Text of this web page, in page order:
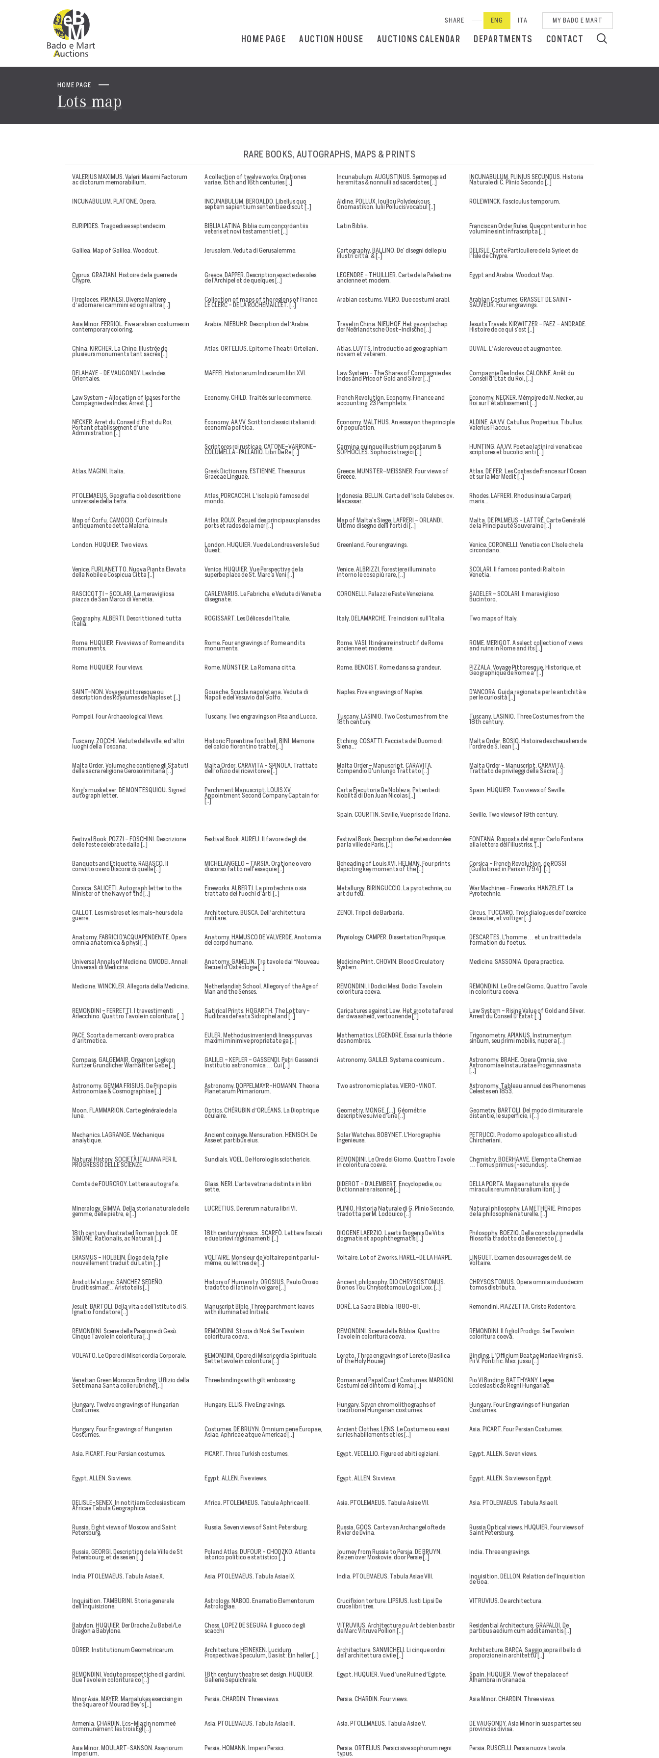
MY BADO E MART
ITA
ENG
SHARE
HOME PAGE AUCTION HOUSE AUCTIONS CALENDAR DEPARTMENTS CONTACT
HOME PAGE
Lots map
RARE BOOKS, AUTOGRAPHS, MAPS & PRINTS
VALERIUS MAXIMUS. Valerii Maximi Factorum
ac dictorum memorabilium.
A collection of twelve works. Orationes
variae. 15th and 16th centuries [..]
Incunabulum. AUGUSTINUS. Sermones ad
heremitas & nonnulli ad sacerdotes [..]
INCUNABULUM. PLINIUS SECUNDUS. Historia
Naturale di C. Plinio Secondo [..]
INCUNABULUM. PLATONE. Opera. INCUNABULUM. BEROALDO. Libellus quo
septem sapientium sententiae discut [..]
Aldine. POLLUX. Iouliou Polydeukous
Onomastikon. Iulii Pollucis vocabul [..]
ROLEWINCK. Fasciculus temporum.
EURIPIDES. Tragoediae septendecim. BIBLIA LATINA. Biblia cum concordantiis
veteris et novi testamenti et [..]
Latin Biblia. Franciscan Order Rules. Que contenitur in hoc
volumine sint infrascripta [..]
Galilea. Map of Galilea. Woodcut. Jerusalem. Veduta di Gerusalemme. Cartography. BALLINO. De' disegni delle piu
illustri città, & [..]
DELISLE. Carte Particuliere de la Syrie et de
l’Isle de Chypre.
Cyprus. GRAZIANI. Histoire de la guerre de
Chypre.
Greece. DAPPER. Description exacte des isles
de l'Archipel et de quelques [..]
LEGENDRE - THUILLIER. Carte de la Palestine
ancienne et modern.
Egypt and Arabia. Woodcut Map.
Fireplaces. PIRANESI. Diverse Maniere
d’adornare i cammini ed ogni altra [..]
Collection of maps of the regions of France.
LE CLERC - DE LA ROCHEMAILLET. [..]
Arabian costums. VIERO. Due costumi arabi. Arabian Costumes. GRASSET DE SAINT-
SAUVEUR. Four engravings.
Asia Minor. FERRIOL. Five arabian costumes in
contemporary coloring.
Arabia. NIEBUHR. Description de l’Arabie. Travel in China. NIEUHOF. Het gezantschap
der Neêrlandtsche Oost-Indische [..]
Jesuits Travels. KIRWITZER - PAEZ - ANDRADE.
Histoire de ce qui s'est [..]
China. KIRCHER. La Chine. Illustrée de
plusieurs monuments tant sacrés [..]
Atlas. ORTELIUS. Epitome Theatri Orteliani. Atlas. LUYTS. Introductio ad geographiam
novam et veterem.
DUVAL. L’Asie reveue et augmentee.
DELAHAYE - DE VAUGONDY. Les Indes
Orientales.
MAFFEI. Historiarum Indicarum libri XVI. Law System - The Shares of Compagnie des
Indes and Price of Gold and Silver [..]
Compagnie Des Indes. CALONNE. Arrêt du
Conseil d’État du Roi, [..]
Law System - Allocation of leases for the
Compagnie des Indes. Arrest [..]
Economy. CHILD. Traités sur le commerce. French Revolution. Economy. Finance and
accounting. 23 Pamphlets.
Economy. NECKER. Mémoire de M. Necker, au
Roi sur l’établissement [..]
NECKER. Arret du Conseil d’Etat du Roi,
Portant etablissement d’une
Administration [..]
Economy. AA.VV. Scrittori classici italiani di
economia politica.
Economy. MALTHUS. An essay on the principle
of population.
ALDINE. AA.VV. Catullus. Propertius. Tibullus.
Valerius Flaccus.
Scriptores rei rusticae. CATONE-VARRONE-
COLUMELLA-PALLADIO. Libri De Re [..]
Carmina quinque illustrium poetarum &
SOPHOCLES. Sophoclis tragici [..]
HUNTING. AA.VV. Poetae latini rei venaticae
scriptores et bucolici anti [..]
Atlas. MAGINI. Italia. Greek Dictionary. ESTIENNE. Thesaurus
Graecae Linguae.
Greece. MUNSTER-MEISSNER. Four views of
Greece.
Atlas. DE FER. Les Costes de France sur l'Ocean
et sur la Mer Medit [..]
PTOLEMAEUS. Geografia cioè descrittione
universale della terra.
Atlas. PORCACCHI. L’isole più famose del
mondo.
Indonesia. BELLIN. Carta dell’isola Celebes ov.
Macassar.
Rhodes. LAFRERI. Rhodus insula Carparij
maris...
Map of Corfu. CAMOCIO. Corfù insula
antiquamente detta Malena.
Atlas. ROUX. Recueil des principaux plans des
ports et rades de la mer [..]
Map of Malta's Siege. LAFRERI - ORLANDI.
Ultimo disegno delli forti di [..]
Malta. DE PALMEUS - LATTRÉ. Carte Genéralé
de la Principauté Souveraine [..]
London. HUQUIER. Two views. London. HUQUIER. Vue de Londres vers le Sud
Ouest.
Greenland. Four engravings. Venice. CORONELLI. Venetia con L'Isole che la
circondano.
Venice. FURLANETTO. Nuova Pianta Elevata
della Nobile e Cospicua Citta [..]
Venice. HUQUIER. Vue Perspective de la
superbe place de St. Marc a Veni [..]
Venice. ALBRIZZI. Forestiere illuminato
intorno le cose più rare, [..]
SCOLARI. Il famoso ponte di Rialto in
Venetia.
RASCICOTTI - SCOLARI. La meravigliosa
piazza de San Marco di Venetia.
CARLEVARIJS. Le Fabriche, e Vedute di Venetia
disegnate.
CORONELLI. Palazzi e Feste Veneziane. SADELER - SCOLARI. Il maraviglioso
Bucintoro.
Geography. ALBERTI. Descrittione di tutta
Italia.
ROGISSART. Les Délices de l'Italie. Italy. DELAMARCHE. Tre incisioni sull'Italia. Two maps of Italy.
Rome. HUQUIER. Five views of Rome and its
monuments.
Rome. Four engravings of Rome and its
monuments.
Rome. VASI. Itinéraire instructif de Rome
ancienne et moderne.
ROME. MERIGOT. A select collection of views
and ruins in Rome and its [..]
Rome. HUQUIER. Four views. Rome. MÜNSTER. La Romana citta. Rome. BENOIST. Rome dans sa grandeur. PIZZALA. Voyage Pittoresque, Historique, et
Geographique de Rome a' [..]
SAINT-NON. Voyage pittoresque ou
description des Royaumes de Naples et [..]
Gouache. Scuola napoletana. Veduta di
Napoli e del Vesuvio dal Golfo.
Naples. Five engravings of Naples. D'ANCORA. Guida ragionata per le antichità e
per le curiosità [..]
Pompeii. Four Archaeological Views. Tuscany. Two engravings on Pisa and Lucca. Tuscany. LASINIO. Two Costumes from the
18th century.
Tuscany. LASINIO. Three Costumes from the
18th century.
Tuscany. ZOCCHI. Vedute delle ville, e d’altri
luoghi della Toscana.
Historic Florentine football. BINI. Memorie
del calcio fiorentino tratte [..]
Etching. COSATTI. Facciata del Duomo di
Siena...
Malta Order. BOSIO. Histoire des cheualiers de
l'ordre de S. Iean [..]
Malta Order. Volume che contiene gli Statuti
della sacra religione Gerosolimitana [..]
Malta Order. CARAVITA - SPINOLA. Trattato
dell’ofizio del ricevitore e [..]
Malta Order - Manuscript. CARAVITA.
Compendio D'un lungo Trattato [..]
Malta Order - Manuscript. CARAVITA.
Trattato de privileggi della Sacra [..]
King's musketeer. DE MONTESQUIOU. Signed
autograph letter.
Parchment Manuscript. LOUIS XV.
Appointment Second Company Captain for
[..]
Carta Ejecutoria De Nobleza. Patente di
Nobiltà di Don Juan Nicolas [..]
Spain. HUQUIER. Two views of Seville.
Spain. COURTIN. Seville, Vue prise de Triana. Seville. Two views of 19th century.
Festival Book. POZZI - FOSCHINI. Descrizione
delle feste celebrate dalla [..]
Festival Book. AURELI. Il favore de gli dei. Festival Book. Description des Fetes données
par la ville de Paris, [..]
FONTANA. Risposta del signor Carlo Fontana
alla lettera dell'illustriss. [..]
Banquets and Etiquette. RABASCO. Il
conviito overo Discorsi di quelle [..]
MICHELANGELO - TARSIA. Oratione o vero
discorso fatto nell'essequie [..]
Beheading of Louis XVI. HELMAN. Four prints
depicting key moments of the [..]
Corsica - French Revolution. de ROSSI
[Guillotined in Paris in 1794]. [..]
Corsica. SALICETI. Autograph letter to the
Minister of the Navy of the [..]
Fireworks. ALBERTI. La pirotechnia o sia
trattato dei fuochi d'arti [..]
Metallurgy. BIRINGUCCIO. La pyrotechnie, ou
art du feu.
War Machines - Fireworks. HANZELET. La
Pyrotechnie.
CALLOT. Les misères et les mals-heurs de la
guerre.
Architecture. BUSCA. Dell’architettura
militare.
ZENOI. Tripoli de Barbaria. Circus. TUCCARO. Trois dialogues de l'exercice
de sauter, et voltiger [..]
Anatomy. FABRICI D'ACQUAPENDENTE. Opera
omnia anatomica & physi [..]
Anatomy. HAMUSCO DE VALVERDE. Anotomia
del corpo humano.
Physiology. CAMPER. Dissertation Physique. DESCARTES. L'homme … et un traitte de la
formation du foetus.
Universal Annals of Medicine. OMODEI. Annali
Universali di Medicina.
Anatomy. GAMELIN. Tre tavole dal “Nouveau
Recueil d'Ostéologie [..]
Medicine Print. CHOVIN. Blood Circulatory
System.
Medicine. SASSONIA. Opera practica.
Medicine. WINCKLER. Allegoria della Medicina. Netherlandish School. Allegory of the Age of
Man and the Senses.
REMONDINI. I Dodici Mesi. Dodici Tavole in
coloritura coeva.
REMONDINI. Le Ore del Giorno. Quattro Tavole
in coloritura coeva.
REMONDINI - FERRETTI. I travestimenti
Arlecchino. Quattro Tavole in coloritura [..]
Satirical Prints. HOGARTH. The Lottery -
Hudibras defeats Sidrophel and [..]
Caricatures against Law. Het groote tafereel
der dwaasheid, vertoonende [..]
Law System - Rising Value of Gold and Silver.
Arrest du Conseil D’Estat [..]
PACE. Scorta de mercanti overo pratica
d'aritmetica.
EULER. Methodus inveniendi lineas curvas
maximi minimive proprietate ga [..]
Mathematics. LEGENDRE. Essai sur la théorie
des nombres.
Trigonometry. APIANUS. Instrumentum
sinuum, seu primi mobilis, nuper a [..]
Compass. GALGEMAIR. Organon Logikon
Kurtzer Grundlicher Warhaffter Gebe [..]
GALILEI - KEPLER - GASSENDI. Petri Gassendi
Institutio astronomica … Cui [..]
Astronomy. GALILEI. Systema cosmicum... Astronomy. BRAHE. Opera Omnia, sive
Astronomiae Instauratae Progymnasmata
[..]
Astronomy. GEMMA FRISIUS. De Principiis
Astronomiae & Cosmographiae [..]
Astronomy. DOPPELMAYR-HOMANN. Theoria
Planetarum Primariorum.
Two astronomic plates. VIERO-VINOT. Astronomy. Tableau annuel des Phenomenes
Celestes en 1853.
Moon. FLAMMARION. Carte générale de la
lune.
Optics. CHÉRUBIN d’ORLÉANS. La Dioptrique
oculaire.
Geometry. MONGE. [...]. Géométrie
descriptive suivie d'une [..]
Geometry. BARTOLI. Del modo di misurare le
distantie, le superficie, i [..]
Mechanics. LAGRANGE. Méchanique
analytique.
Ancient coinage. Mensuration. HENISCH. De
Asse et partibus eius.
Solar Watches. BOBYNET. L'Horographie
Ingenieuse.
PETRUCCI. Prodomo apologetico alli studi
Chircheriani.
Natural History. SOCIETÀ ITALIANA PER IL
PROGRESSO DELLE SCIENZE.
Sundials. VOEL. De Horologiis sciothericis. REMONDINI. Le Ore del Giorno. Quattro Tavole
in coloritura coeva.
Chemistry. BOERHAAVE. Elementa Chemiae
… Tomus primus (-secundus).
Comte de FOURCROY. Lettera autografa. Glass. NERI. L'arte vetraria distinta in libri
sette.
DIDEROT - D'ALEMBERT. Encyclopedie, ou
Dictionnaire raisonné [..]
DELLA PORTA. Magiae naturalis, sive de
miraculis rerum naturalium libri [..]
Mineralogy. GIMMA. Della storia naturale delle
gemme, delle pietre, e [..]
LUCRETIUS. De rerum natura libri VI. PLINIO. Historia Naturale di G. Plinio Secondo,
tradotta per M. Lodouico [..]
Natural philosophy. LA METHERIE. Principes
de la philosophie naturelle. [..]
18th century illustrated Roman book. DE
SIMONE. Rationalis, ac Naturali [..]
18th century physics. .SCARFÒ. Lettere fisicali
e due brievi ragionamenti [..]
DIOGENE LAERZIO. Laertii Diogenis De Vitis
dogmatis et apophthegmatis [..]
Philosophy. BOEZIO. Della consolazione della
filosofia tradotto da Benedetto [..]
ERASMUS - HOLBEIN. Éloge de la folie
nouvellement traduit du Latin [..]
VOLTAIRE. Monsieur de Voltaire peint par lui-
même, ou lettres de [..]
Voltaire. Lot of 2 works. HAREL-DE LA HARPE. LINGUET. Examen des ouvrages de M. de
Voltaire.
Aristotle's Logic. SANCHEZ SEDEÑO.
Eruditissimae… Aristotelis [..]
History of Humanity. OROSIUS. Paulo Orosio
tradotto di latino in volgare [..]
Ancient philosophy. DIO CHRYSOSTOMUS.
Dionos Tou Chrysostomou Logoi Lxxx. [..]
CHRYSOSTOMUS. Opera omnia in duodecim
tomos distributa.
Jesuit. BARTOLI. Della vita e dell'istituto di S.
Ignatio fondatore [..]
Manuscript Bible. Three parchment leaves
with illuminated Initials.
DORÈ. La Sacra Bibbia. 1880-81. Remondini. PIAZZETTA. Cristo Redentore.
REMONDINI. Scene della Passione di Gesù.
Cinque Tavole in coloritura [..]
REMONDINI. Storia di Noé. Sei Tavole in
coloritura coeva.
REMONDINI. Scene della Bibbia. Quattro
Tavole in coloritura coeva.
REMONDINI. Il figliol Prodigo. Sei Tavole in
coloritura coeva.
VOLPATO. Le Opere di Misericordia Corporale. REMONDINI. Opere di Misericordia Spirituale.
Sette tavole in coloritura [..]
Loreto. Three engravings of Loreto (Basilica
of the Holy House)
Binding. L’Officium Beatae Mariae Virginis S.
Pii V. Pontific. Max. jussu [..]
Venetian Green Morocco Binding. Uffizio della
Settimana Santa colle rubriche [..]
Three bindings with gilt embossing. Roman and Papal Court Costumes. MARRONI.
Costumi dei dintorni di Roma [..]
Pio VI Binding. BATTHYANY. Leges
Ecclesiasticae Regni Hungariae.
Hungary. Twelve engravings of Hungarian
Costumes.
Hungary. ELLIS. Five Engravings. Hungary. Seven chromolithographs of
traditional Hungarian costumes.
Hungary. Four Engravings of Hungarian
Costumes.
Hungary. Four Engravings of Hungarian
Costumes.
Costumes. DE BRUYN. Omnium pene Europae,
Asiae, Aphricae atque Americae [..]
Ancient Clothes. LENS. Le Costume ou essai
sur les habillements et les [..]
Asia. PICART. Four Persian Costumes.
Asia. PICART. Four Persian costumes. PICART. Three Turkish costumes. Egypt. VECELLIO. Figure ed abiti egiziani. Egypt. ALLEN. Seven views.
Egypt. ALLEN. Six views. Egypt. ALLEN. Five views. Egypt. ALLEN. Six views. Egypt. ALLEN. Six views on Egypt.
DELISLE-SENEX. In notitiam Ecclesiasticam
Africae Tabula Geographica.
Africa. PTOLEMAEUS. Tabula Aphricae III. Asia. PTOLEMAEUS. Tabula Asiae VII. Asia. PTOLEMAEUS. Tabula Asiae II.
Russia. Eight views of Moscow and Saint
Petersburg.
Russia. Seven views of Saint Petersburg. Russia. GOOS. Carte van Archangel ofte de
Rivier de Dvina.
Russia Optical views. HUQUIER. Four views of
Saint Petersburg.
Russia. GEORGI. Description de la Ville de St
Petersbourg, et de ses en [..]
Poland Atlas. DUFOUR - CHODZKO. Atlante
istorico politico e statistico [..]
Journey from Russia to Persia. DE BRUYN.
Reizen over Moskovie, door Persie [..]
India. Three engravings.
India. PTOLEMAEUS. Tabula Asiae X. Asia. PTOLEMAEUS. Tabula Asiae IX. India. PTOLEMAEUS. Tabula Asiae VIII. Inquisition. DELLON. Relation de l'Inquisition
de Goa.
Inquisition. TAMBURINI. Storia generale
dell'Inquisizione.
Astrology. NABOD. Enarratio Elementorum
Astrologiae.
Crucifixion torture. LIPSIUS. Iusti Lipsi De
cruce libri tres.
VITRUVIUS. De architectura.
Babylon. HUQUIER. Der Drache Zu Babel/Le
Dragon a Babylone.
Chess. LOPEZ DE SEGURA. Il giuoco de gli
scacchi
VITRUVIUS. Architecture ou Art de bien bastir
de Marc Vitruve Pollion [..]
Residential Architecture. GRAPALDI. De
partibus aedium cum additamentis [..]
DÜRER. Institutionum Geometricarum. Architecture. HEINEKEN. Lucidum
Prospectivae Speculum, Das ist: Ein heller [..]
Architecture. SANMICHELI. Li cinque ordini
dell'architettura civile [..]
Architecture. BARCA. Saggio sopra il bello di
proporzione in architettu [..]
REMONDINI. Vedute prospettiche di giardini.
Due Tavole in coloritura co [..]
18th century theatre set design. HUQUIER.
Gallerie Sepulchrale.
Egypt. HUQUIER. Vue d’une Ruine d’Egipte. Spain. HUQUIER. View of the palace of
Alhambra in Granada.
Minor Asia. MAYER. Mamalukes exercising in
the Square of Mourad Bey’s [..]
Persia. CHARDIN. Three views. Persia. CHARDIN. Four views. Asia Minor. CHARDIN. Three views.
Armenia. CHARDIN. Ecs-Miazin nommeé
communément les trois Egl [..]
Asia. PTOLEMAEUS. Tabula Asiae III. Asia. PTOLEMAEUS. Tabula Asiae V. DE VAUGONDY. Asia Minor in suas partes seu
provincias divisa.
Asia Minor. MOULART-SANSON. Assyriorum
Imperium.
Persia. HOMANN. Imperii Persici. Persia. ORTELIUS. Persici sive sophorum regni
typus.
Persia. RUSCELLI. Persia nuova tavola.